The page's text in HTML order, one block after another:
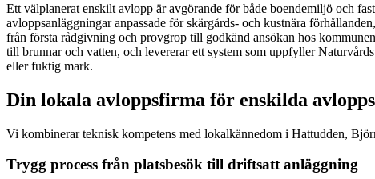
Ett välplanerat enskilt avlopp är avgörande för både boendemiljö och
avloppsanläggningar anpassade för skärgårds- och kustnära
från första rådgivning och provgrop till godkänd ansökan hos
till brunnar och vatten, och levererar ett system som uppfyller
eller fuktig mark.
Din lokala avloppsfirma för enskilda
Vi kombinerar teknisk kompetens med lokalkännedom i Hattudden,
Trygg process från platsbesök till driftsatt anläggning